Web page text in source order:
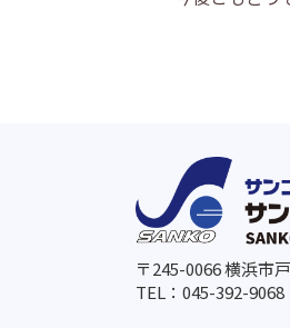
〒245-0066 横浜市
TEL：045-392-9068